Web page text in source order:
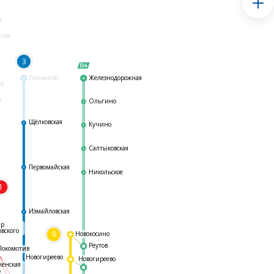
Гольяново
3
8
Железнодорожная
Ольгино
Кучино
Салтыковская
Никольское
Реутов
Измайловская
Первомайская
Щёлковская
Новогиреево
Новогиреево
Новокосино